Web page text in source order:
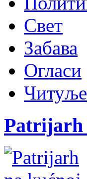
Свет
Забава
Огласи
Читуље
Patrijarh